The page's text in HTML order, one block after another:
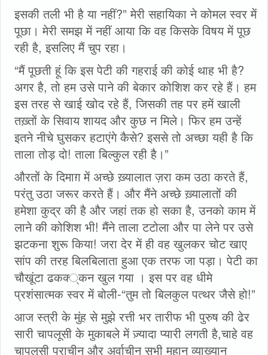
इसकी तली भी है या नहीं?” मेरी सहायिका ने कोमल स्वर में
पूछा। मेरी समझ में नहीं आया कि वह किसके विषय में पूछ
रही है, इसलिए मैं चुप रहा।
“मैं पूछती हूं कि इस पेटी की गहराई की कोई थाह भी है?
अगर है, तो हम उसे पाने की बेकार कोशिश कर रहे हैं। हम
इस तरह से खाई खोद रहे हैं, जिसकी तह पर हमें खाली
तख़्तों के सिवाय शायद और कुछ न मिले। फिर हम उन्हें
इतने नीचे घुसकर हटाएंगे कैसे? इससे तो अच्छा यही है कि
ताला तोड़ दो! ताला बिल्कुल रही है।”
औरतों के दिमाग़ में अच्छे ख़्यालात ज़रा कम उठा करते हैं,
परंतु उठा जरूर करते हैं। और मैंने अच्छे ख़्यालातों की
हमेशा कुद्र की है और जहां तक हो सका है, उनको काम में
लाने की कोशिश भी! मैंने ताला टटोला और पा लेने पर उसे
झटकना शुरू किया! जरा देर में ही वह खुलकर चोट खाए
सांप की तरह बिलबिलाता हुआ एक तरफ जा पड़ा। पेटी का
चौखूंटा ढकक्‍्कन खुल गया । इस पर वह धीमे
प्रशंसात्मक स्वर में बोली-“तुम तो बिलकुल पत्थर जैसे हो!”
आज स्त्री के मुंह से मुझे रत्ती भर तारीफ भी पुरुष की ढेर
सारी चापलूसी के मुकाबले में ज़्यादा प्यारी लगती है,चाहे वह
चापलूसी प्राचीन और अर्वाचीन सभी महान व्याख्यान